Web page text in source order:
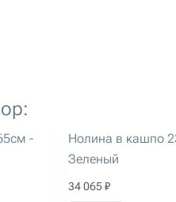
-
Нолина в кашпо
Зеленый
34 065 ₽